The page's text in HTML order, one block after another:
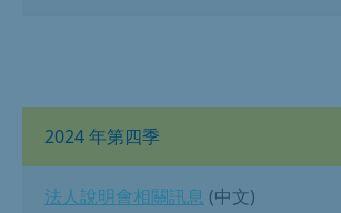
2024 年第四季
法人說明會相關訊息 (中文)